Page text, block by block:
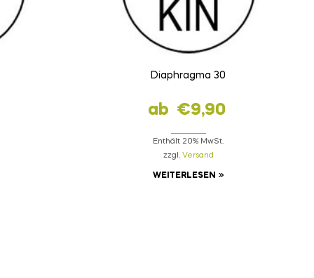
Diaphragma 30
ab €9,90
Enthält 20% MwSt.
zzgl. Versand
WEITERLESEN